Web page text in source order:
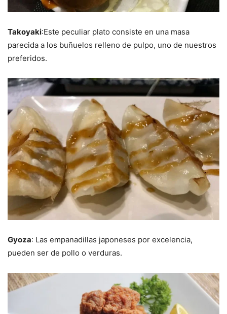
Takoyaki:Este peculiar plato consiste en una masa
parecida a los buñuelos relleno de pulpo, uno de nuestros
preferidos.
Gyoza: Las empanadillas japoneses por excelencia,
pueden ser de pollo o verduras.